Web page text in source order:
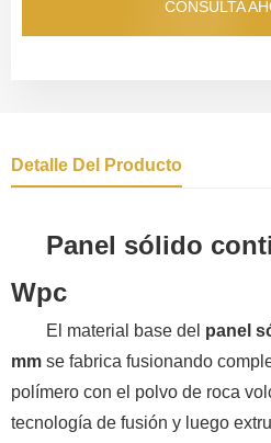
CONSULTA
Detalle Del Producto
Panel sólido
Wpc
El material base del panel
mm se fabrica fusionando
polímero con el polvo de roca
tecnología de fusión y luego